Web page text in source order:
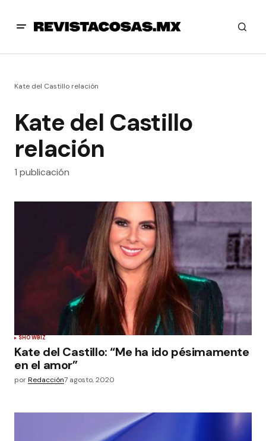
Kate del Castillo relación
Kate del Castillo
relación
1 publicación
SHOWBIZ
Kate del Castillo: “Me ha ido pésimamente
en el amor”
porRedacción7 agosto, 2020